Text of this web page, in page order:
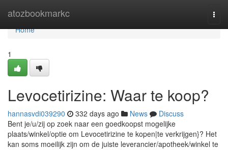
atozbookmarkc
Home
Home
1
Levocetirizine: Waar te koop?
hannasvdi039290 332 days ago News
Discuss
Bent je/u/zij op zoek naar een goedkoopst mogelijke
plaats/winkel/optie om Levocetirizine te kopen|te verkrijgen}? Het
kan soms moeilijk zijn om de juiste leverancier/apotheek/winkel te